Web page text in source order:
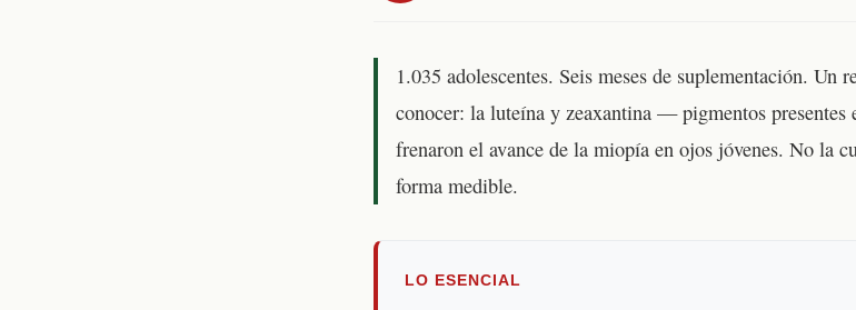
1.035 adolescentes. Seis meses de suplementación. Un
conocer: la luteína y zeaxantina — pigmentos presentes
frenaron el avance de la miopía en ojos jóvenes. No la
forma medible.
LO ESENCIAL